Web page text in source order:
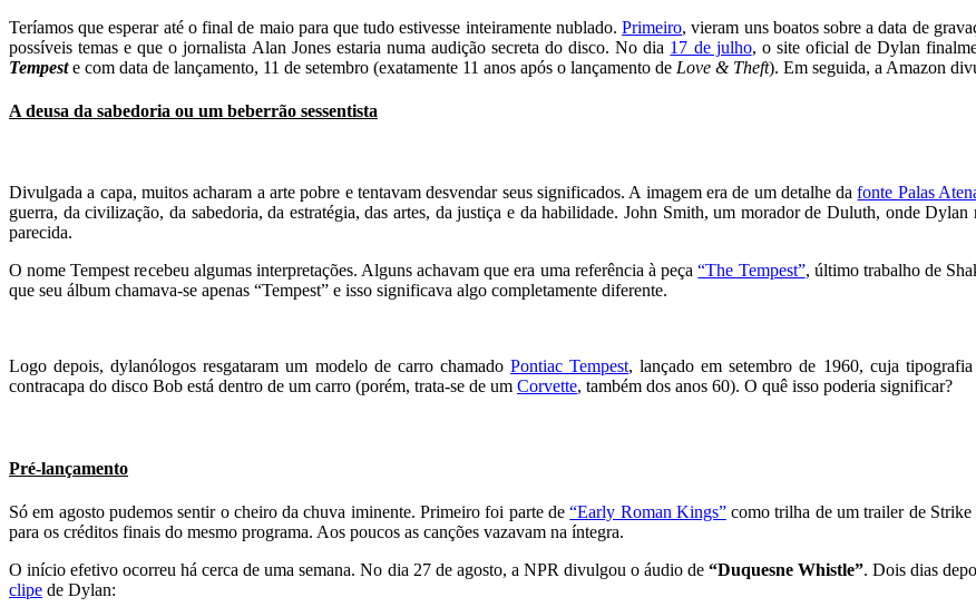
Teríamos que esperar até o final de maio para que tudo estivesse inteiramente nublado.Primeiro, vieram uns boatos sobre a data de
possíveis temas e que o jornalista Alan Jones estaria numa audição secreta do disco. No dia 17 de julho, o site oficial de Dylan
Tempest e com data de lançamento, 11 de setembro (exatamente 11 anos após o lançamento de Love & Theft). Em seguida, a Amazon
A deusa da sabedoria ou um beberrão sessentista
Divulgada a capa, muitos acharam a arte pobre e tentavam desvendar seus significados. A imagem era de um detalhe dafonte Palas
guerra, da civilização, da sabedoria, da estratégia, das artes, da justiça e da habilidade. John Smith, um morador de Duluth, onde Dylan
parecida.
O nome Tempest recebeu algumas interpretações. Alguns achavam que era uma referência à peça“The Tempest”, último trabalho de
que seu álbum chamava-se apenas “Tempest” e isso significava algo completamente diferente.
Logo depois, dylanólogos resgataram um modelo de carro chamado Pontiac Tempest, lançado em setembro de 1960, cuja
contracapa do disco Bob está dentro de um carro (porém, trata-se de um Corvette, também dos anos 60). O quê isso poderia significar?
Pré-lançamento
Só em agosto pudemos sentir o cheiro da chuva iminente. Primeiro foi parte de“Early Roman Kings”como trilha de um trailer de
para os créditos finais do mesmo programa. Aos poucos as canções vazavam na íntegra.
O início efetivo ocorreu há cerca de uma semana. No dia 27 de agosto, a NPR divulgou o áudio de“Duquesne Whistle”. Dois dias
clipe de Dylan: